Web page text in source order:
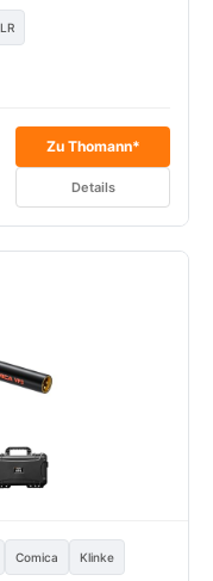
Zu Thomann*
Details
Comica Klinke